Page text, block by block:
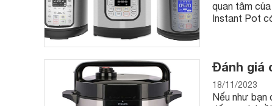
quan tâm
Instant Pot
Đánh giá
18/11/2023
Nếu như bạn